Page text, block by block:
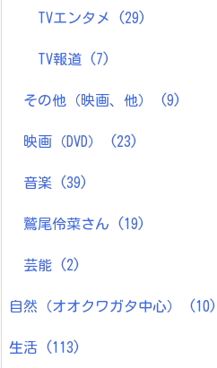
TVエンタメ (29)
TV報道 (7)
その他（映画、他） (9)
映画（DVD） (23)
音楽 (39)
鷲尾伶菜さん (19)
芸能 (2)
自然（オオクワガタ中心） (10)
生活 (113)